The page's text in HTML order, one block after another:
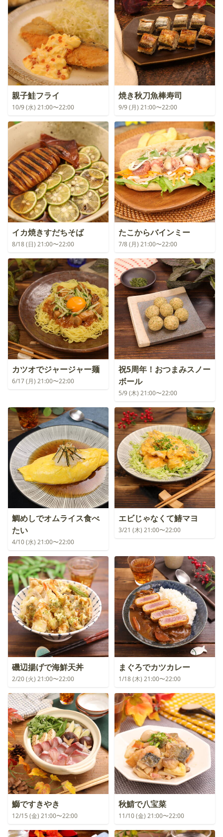
親子鮭フライ
10/9 (水) 21:00〜22:00
焼き秋刀魚棒寿司
9/9 (月) 21:00〜22:00
イカ焼きすだちそば
8/18 (日) 21:00〜22:00
たこからバインミー
7/8 (月) 21:00〜22:00
カツオでジャージャー麺
6/17 (月) 21:00〜22:00
祝5周年！おつまみスノー
ボール
5/9 (木) 21:00〜22:00
鯛めしでオムライス食べ
たい
4/10 (水) 21:00〜22:00
エビじゃなくて鰆マヨ
3/21 (木) 21:00〜22:00
磯辺揚げで海鮮天丼
2/20 (火) 21:00〜22:00
まぐろでカツカレー
1/18 (木) 21:00〜22:00
鰤ですきやき
12/15 (金) 21:00〜22:00
秋鯖で八宝菜
11/10 (金) 21:00〜22:00